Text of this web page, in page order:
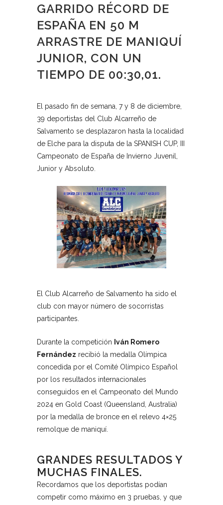
GARRIDO RÉCORD DE
ESPAÑA EN 50 M
ARRASTRE DE MANIQUÍ
JUNIOR, CON UN
TIEMPO DE 00:30,01.
El pasado fin de semana, 7 y 8 de diciembre,
39 deportistas del Club Alcarreño de
Salvamento se desplazaron hasta la localidad
de Elche para la disputa de la SPANISH CUP, III
Campeonato de España de Invierno Juvenil,
Junior y Absoluto.
El Club Alcarreño de Salvamento ha sido el
club con mayor número de socorristas
participantes.
Durante la competición Iván Romero
Fernández recibió la medalla Olímpica
concedida por el Comité Olímpico Español
por los resultados internacionales
conseguidos en el Campeonato del Mundo
2024 en Gold Coast (Queensland, Australia)
por la medalla de bronce en el relevo 4×25
remolque de maniquí.
GRANDES RESULTADOS Y
MUCHAS FINALES.
Recordamos que los deportistas podían
competir como máximo en 3 pruebas, y que